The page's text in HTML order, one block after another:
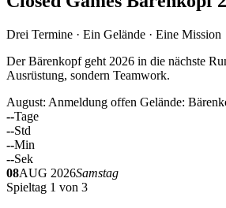
Drei Termine · Ein Gelände · Eine Mission
Der Bärenkopf geht 2026 in die nächste
Ausrüstung, sondern Teamwork.
August: Anmeldung offen Gelände:
--Tage
--Std
--Min
--Sek
08AUG 2026Samstag
Spieltag 1 von 3